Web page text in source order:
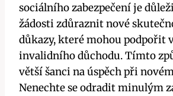
sociálního zabezpečení je
žádosti zdůraznit nové
důkazy, které mohou podpořit
invalidního důchodu. Tímto
větší šanci na úspěch při
Nenechte se odradit minulým